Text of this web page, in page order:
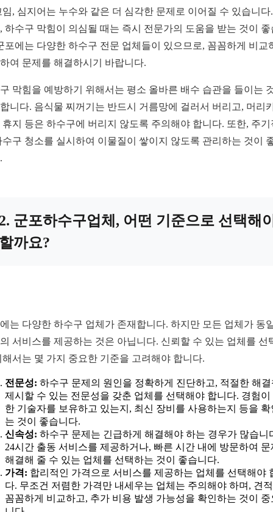
임, 심지어는 누수와 같은 더 심각한 문제로 이어질 수 있습니다
하수구 막힘이 의심될 때는 즉시 전문가의 도움을 받는 것이 좋
포에는 다양한 하수구 전문 업체들이 있으므로, 꼼꼼하게 비교
여 문제를 해결하시기 바랍니다.
막힘을 예방하기 위해서는 평소 올바른 배수 습관을 들이는
니다. 음식물 찌꺼기는 반드시 거름망에 걸러서 버리고, 머리
휴지 등은 하수구에 버리지 않도록 주의해야 합니다. 또한, 주기
수구 청소를 실시하여 이물질이 쌓이지 않도록 관리하는 것이
군포하수구업체, 어떤 기준으로 선택해
까요?
는 다양한 하수구 업체가 존재합니다. 하지만 모든 업체가 동
서비스를 제공하는 것은 아닙니다. 신뢰할 수 있는 업체를 선
해서는 몇 가지 중요한 기준을 고려해야 합니다.
전문성: 하수구 문제의 원인을 정확하게 진단하고, 적절한 해
제시할 수 있는 전문성을 갖춘 업체를 선택해야 합니다. 경험이
한 기술자를 보유하고 있는지, 최신 장비를 사용하는지 등을 확
는 것이 좋습니다.
신속성: 하수구 문제는 긴급하게 해결해야 하는 경우가 많습니
24시간 출동 서비스를 제공하거나, 빠른 시간 내에 방문하여 문
해결해 줄 수 있는 업체를 선택하는 것이 좋습니다.
가격: 합리적인 가격으로 서비스를 제공하는 업체를 선택해야
다. 무조건 저렴한 가격만 내세우는 업체는 주의해야 하며, 견
꼼꼼하게 비교하고, 추가 비용 발생 가능성을 확인하는 것이 중